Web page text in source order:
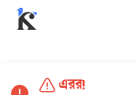
এরর!